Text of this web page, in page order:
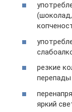
резкие
перепады
яркий